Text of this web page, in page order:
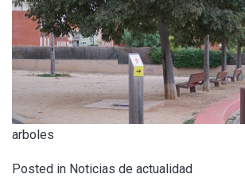
arboles
Posted in Noticias de actualidad